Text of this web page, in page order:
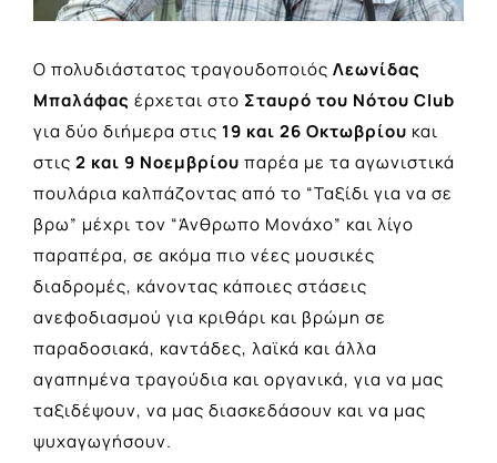
Ο πολυδιάστατος τραγουδοποιός Λεωνίδας
Μπαλάφας έρχεται στο Σταυρό του Νότου Club
για δύο διήμερα στις 19 και 26 Οκτωβρίου και
στις 2 και 9 Νοεμβρίου παρέα με τα αγωνιστικά
πουλάρια καλπάζοντας από το “Ταξίδι για να σε
βρω” μέχρι τον “Άνθρωπο Μονάχο” και λίγο
παραπέρα, σε ακόμα πιο νέες μουσικές
διαδρομές, κάνοντας κάποιες στάσεις
ανεφοδιασμού για κριθάρι και βρώμη σε
παραδοσιακά, καντάδες, λαϊκά και άλλα
αγαπημένα τραγούδια και οργανικά, για να μας
ταξιδέψουν, να μας διασκεδάσουν και να μας
ψυχαγωγήσουν.